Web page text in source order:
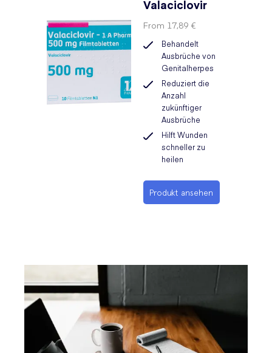
Valaciclovir
From 17,89 €
Behandelt
Ausbrüche von
Genitalherpes
Reduziert die
Anzahl
zukünftiger
Ausbrüche
Hilft Wunden
schneller zu
heilen
Produkt ansehen